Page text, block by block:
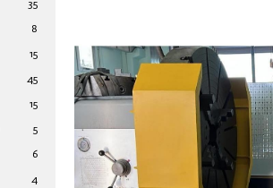
35
8
15
45
15
5
6
4